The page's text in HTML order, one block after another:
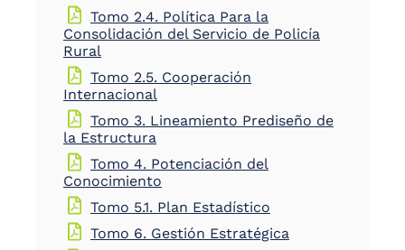
Tomo 2.4. Política Para la
Consolidación del Servicio de Policía
Rural
Tomo 2.5. Cooperación
Internacional
Tomo 3. Lineamiento Prediseño de
la Estructura
Tomo 4. Potenciación del
Conocimiento
Tomo 5.1. Plan Estadístico
Tomo 6. Gestión Estratégica